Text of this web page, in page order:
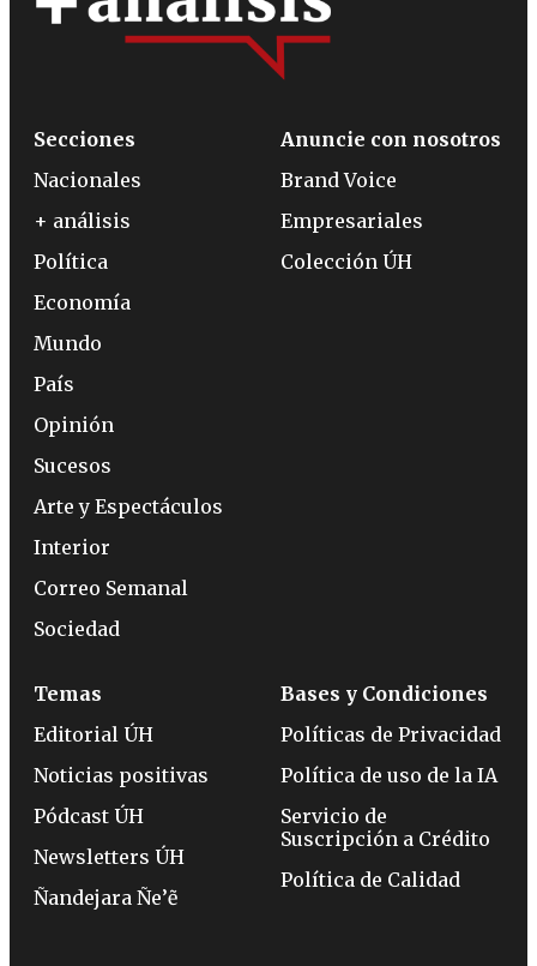
Secciones
Nacionales
+ análisis
Política
Economía
Mundo
País
Opinión
Sucesos
Arte y Espectáculos
Interior
Correo Semanal
Sociedad
Anuncie con nosotros
Brand Voice
Empresariales
Colección ÚH
Temas
Editorial ÚH
Noticias positivas
Pódcast ÚH
Newsletters ÚH
Ñandejara Ñe’ẽ
Bases y Condiciones
Políticas de Privacidad
Política de uso de la IA
Servicio de
Suscripción a Crédito
Política de Calidad